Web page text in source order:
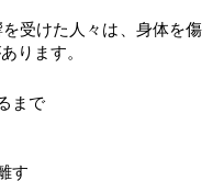
受けた人々は、身体を傷
ります。
まで
す